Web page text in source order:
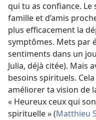
qui tu as confiance.
famille et d’amis
plus efficacement la
symptômes. Mets par
sentiments dans un
Julia, déjà citée). Mais
besoins spirituels.
améliorer ta vision de
« Heureux ceux qui
spirituelle » (Matthieu